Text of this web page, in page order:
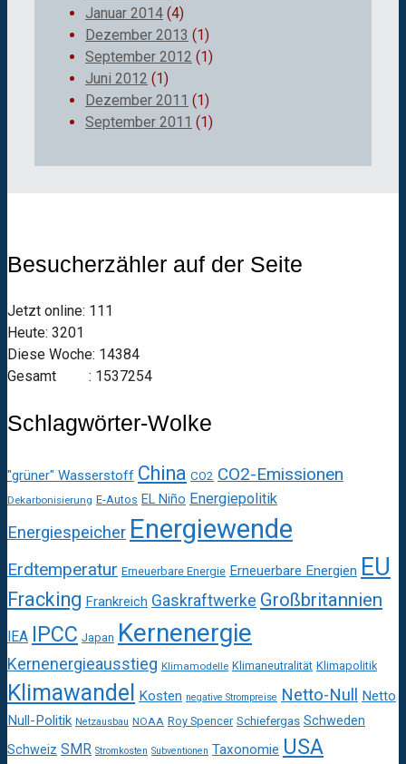
Januar 2014 (4)
Dezember 2013 (1)
September 2012 (1)
Juni 2012 (1)
Dezember 2011 (1)
September 2011 (1)
Besucherzähler auf der Seite
Jetzt online: 111
Heute: 3201
Diese Woche: 14384
Gesamt : 1537254
Schlagwörter-Wolke
"grüner" Wasserstoff China CO2 CO2-Emissionen
Dekarbonisierung E-Autos EL Niño Energiepolitik
Energiespeicher Energiewende
Erdtemperatur Erneuerbare Energie Erneuerbare Energien EU
Fracking Frankreich Gaskraftwerke Großbritannien
IEA IPCC Japan Kernenergie
Kernenergieausstieg Klimamodelle Klimaneutralität Klimapolitik
Klimawandel Kosten negative Strompreise Netto-Null Netto
Null-Politik Netzausbau NOAA Roy Spencer Schiefergas Schweden
Schweiz SMR Stromkosten Subventionen Taxonomie USA